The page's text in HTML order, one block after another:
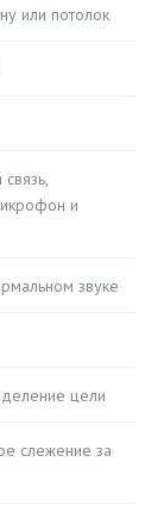
или потолок
и
звуке
цели
слежение за